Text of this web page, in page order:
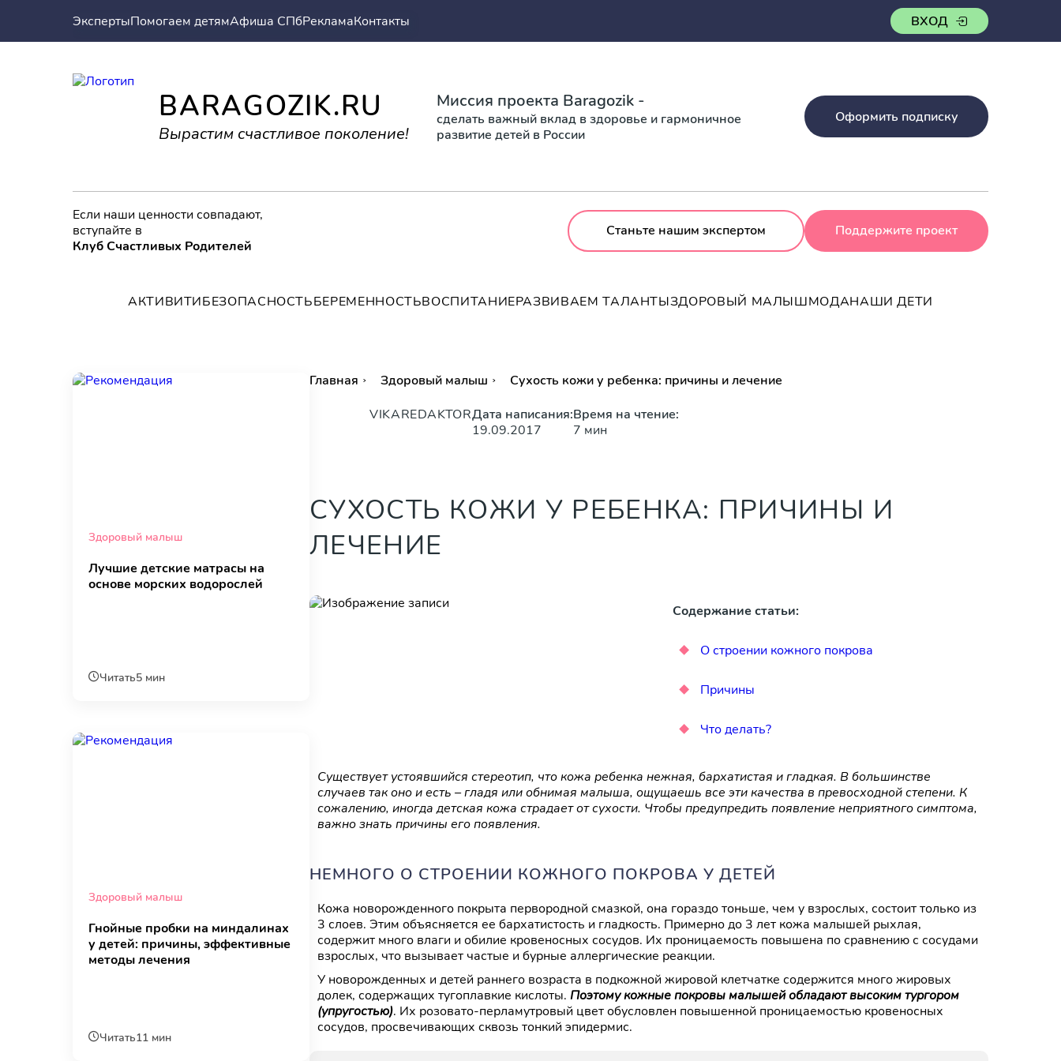
ЭкспертыПомогаем детямАфиша СПбРекламаКонтакты ВХОД
BARAGOZIK.RU
Вырастим счастливое поколение!
Миссия проекта Baragozik -
сделать важный вклад в здоровье и гармоничное
развитие детей в России
Оформить подписку
Если наши ценности совпадают,
вступайте в
Клуб Счастливых Родителей
Станьте нашим экспертом Поддержите проект
АКТИВИТИБЕЗОПАСНОСТЬБЕРЕМЕННОСТЬВОСПИТАНИЕРАЗВИВАЕМ ТАЛАНТЫЗДОРОВЫЙ МАЛЫШМОДАНАШИ ДЕТИ
Здоровый малыш
Лучшие детские матрасы на
основе морских водорослей
Читать5 мин
Здоровый малыш
Гнойные пробки на миндалинах
у детей: причины, эффективные
методы лечения
Читать11 мин
Главная Здоровый малыш
Сухость кожи у ребенка: причины и лечение
VIKAREDAKTORДата написания:
19.09.2017
Время на чтение:
7 мин
СУХОСТЬ КОЖИ У РЕБЕНКА: ПРИЧИНЫ И
ЛЕЧЕНИЕ
Содержание статьи:
О строении кожного покрова
Причины
Что делать?
Существует устоявшийся стереотип, что кожа ребенка нежная, бархатистая и гладкая. В большинстве
случаев так оно и есть – гладя или обнимая малыша, ощущаешь все эти качества в превосходной степени. К
сожалению, иногда детская кожа страдает от сухости. Чтобы предупредить появление неприятного симптома,
важно знать причины его появления.
НЕМНОГО О СТРОЕНИИ КОЖНОГО ПОКРОВА У ДЕТЕЙ
Кожа новорожденного покрыта первородной смазкой, она гораздо тоньше, чем у взрослых, состоит только из
3 слоев. Этим объясняется ее бархатистость и гладкость. Примерно до 3 лет кожа малышей рыхлая,
содержит много влаги и обилие кровеносных сосудов. Их проницаемость повышена по сравнению с сосудами
взрослых, что вызывает частые и бурные аллергические реакции.
У новорожденных и детей раннего возраста в подкожной жировой клетчатке содержится много жировых
долек, содержащих тугоплавкие кислоты. Поэтому кожные покровы малышей обладают высоким тургором
(упругостью). Их розовато-перламутровый цвет обусловлен повышенной проницаемостью кровеносных
сосудов, просвечивающих сквозь тонкий эпидермис.